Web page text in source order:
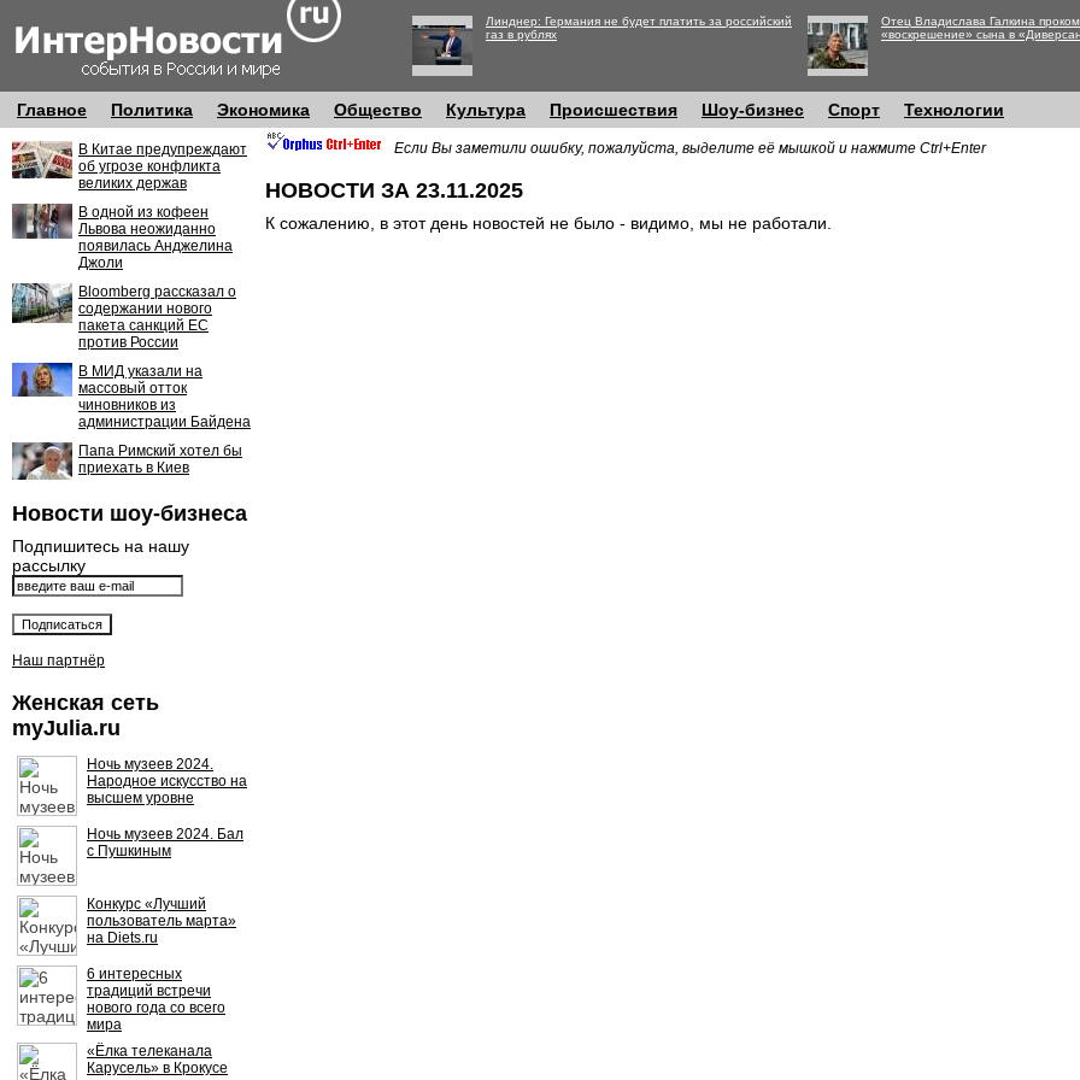
Линднер: Германия не будет платить за российский
газ в рублях
Отец Владислава Галкина
«воскрешение» сына в
Главное Политика Экономика Общество Культура Происшествия Шоу-бизнес Спорт Технологии
В Китае предупреждают
об угрозе конфликта
великих держав
В одной из кофеен
Львова неожиданно
появилась Анджелина
Джоли
Bloomberg рассказал о
содержании нового
пакета санкций ЕС
против России
В МИД указали на
массовый отток
чиновников из
администрации Байдена
Папа Римский хотел бы
приехать в Киев
Новости шоу-бизнеса
Подпишитесь на нашу
рассылку
Наш партнёр
Женская сеть
myJulia.ru
Ночь музеев 2024.
Народное искусство на
высшем уровне
Ночь музеев 2024. Бал
с Пушкиным
Конкурс «Лучший
пользователь марта»
на Diets.ru
6 интересных
традиций встречи
нового года со всего
мира
«Ёлка телеканала
Карусель» в Крокусе
Если Вы заметили ошибку, пожалуйста, выделите её мышкой и нажмите Ctrl+Enter
НОВОСТИ ЗА 23.11.2025
К сожалению, в этот день новостей не было - видимо, мы не работали.